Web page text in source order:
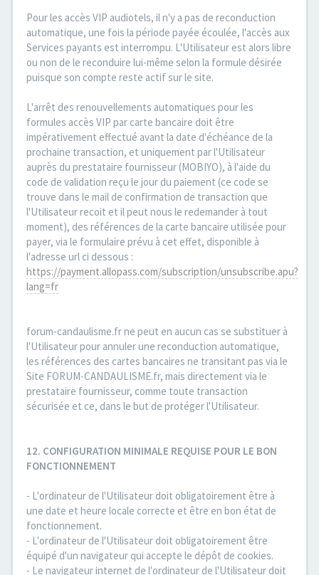
Pour les accès VIP audiotels, il n'y a pas de reconduction
automatique, une fois la période payée écoulée, l'accès aux
Services payants est interrompu. L'Utilisateur est alors libre
ou non de le reconduire lui-même selon la formule désirée
puisque son compte reste actif sur le site.
L'arrêt des renouvellements automatiques pour les
formules accès VIP par carte bancaire doit être
impérativement effectué avant la date d'échéance de la
prochaine transaction, et uniquement par l'Utilisateur
auprès du prestataire fournisseur (MOBIYO), à l'aide du
code de validation reçu le jour du paiement (ce code se
trouve dans le mail de confirmation de transaction que
l'Utilisateur recoit et il peut nous le redemander à tout
moment), des références de la carte bancaire utilisée pour
payer, via le formulaire prévu à cet effet, disponible à
l'adresse url ci dessous :
https://payment.allopass.com/subscription/unsubscribe.apu?
lang=fr
forum-candaulisme.fr ne peut en aucun cas se substituer à
l'Utilisateur pour annuler une reconduction automatique,
les références des cartes bancaires ne transitant pas via le
Site FORUM-CANDAULISME.fr, mais directement via le
prestataire fournisseur, comme toute transaction
sécurisée et ce, dans le but de protéger l'Utilisateur.
12. CONFIGURATION MINIMALE REQUISE POUR LE BON
FONCTIONNEMENT
- L'ordinateur de l'Utilisateur doit obligatoirement être à
une date et heure locale correcte et être en bon état de
fonctionnement.
- L'ordinateur de l'Utilisateur doit obligatoirement être
équipé d'un navigateur qui accepte le dépôt de cookies.
- Le navigateur internet de l'ordinateur de l'Utilisateur doit